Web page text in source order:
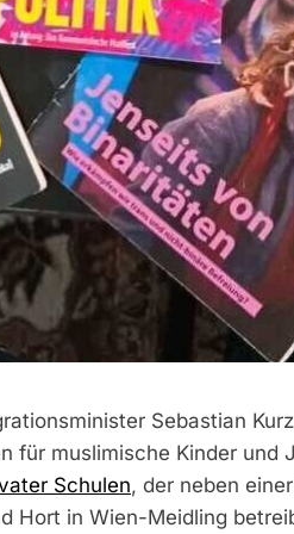
Sebastian
für muslimische Kinder und
Schulen, der neben
Hort in Wien-Meidling